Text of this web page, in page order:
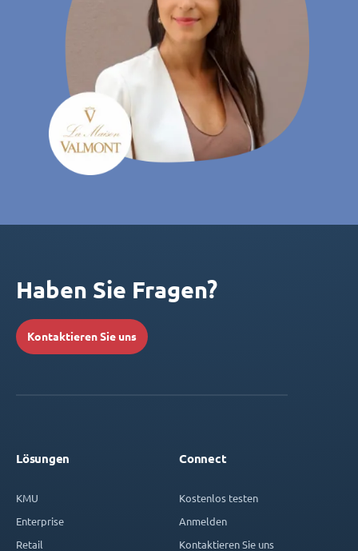
Haben Sie Fragen?
Kontaktieren Sie uns
Lösungen
KMU
Enterprise
Retail
Connect
Kostenlos testen
Anmelden
Kontaktieren Sie uns